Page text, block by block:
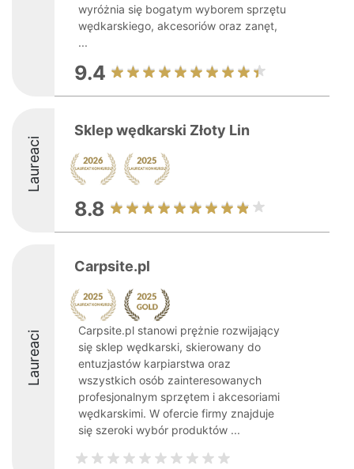
wyróżnia się bogatym wyborem sprzętu
wędkarskiego, akcesoriów oraz zanęt,
...
9.4
Laureaci
Sklep wędkarski Złoty Lin
8.8
Laureaci
Carpsite.pl
Carpsite.pl stanowi prężnie rozwijający
się sklep wędkarski, skierowany do
entuzjastów karpiarstwa oraz
wszystkich osób zainteresowanych
profesjonalnym sprzętem i akcesoriami
wędkarskimi. W ofercie firmy znajduje
się szeroki wybór produktów ...